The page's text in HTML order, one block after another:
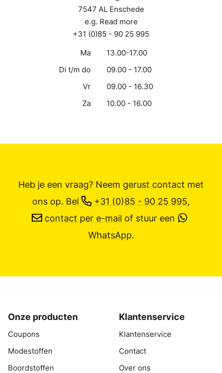
7547 AL Enschede
e.g. Read more
+31 (0)85 - 90 25 995
Ma
13.00-17.00
Di t/m do
09.00 - 17.00
Vr
09.00 - 16.30
Za
10.00 - 16.00
Heb je een vraag? Neem gerust contact met
ons op. Bel +31 (0)85 - 90 25 995,
contact per e-mail of stuur een
WhatsApp.
Onze producten
Coupons
Modestoffen
Boordstoffen
Klantenservice
Klantenservice
Contact
Over ons